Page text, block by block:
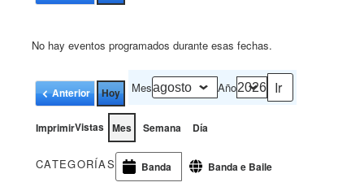
No hay eventos programados durante esas fechas.
Anterior Hoy Mes Año
ImprimirVistas Mes Semana Día
CATEGORÍAS Banda Banda e Baile